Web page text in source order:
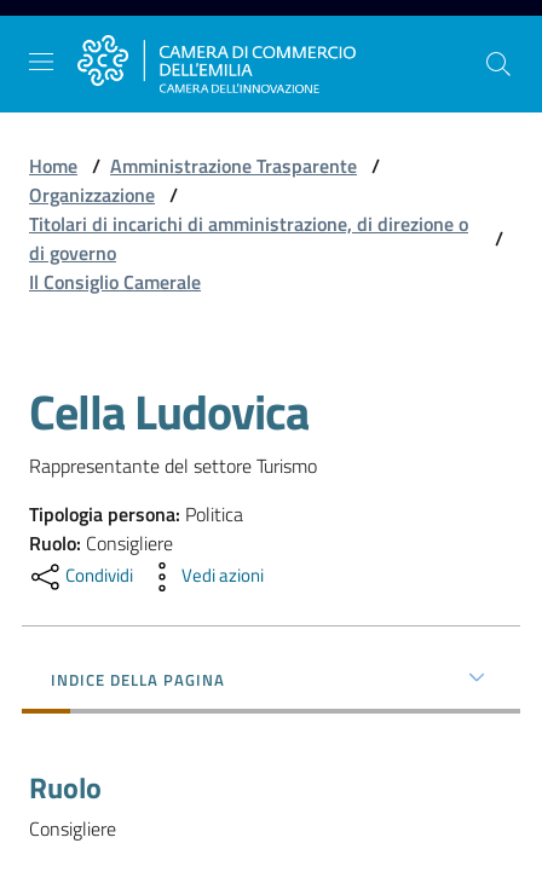
Vai al contenuto
Vai alla navigazione
Vai al footer
La
Camera
dell'Emilia
Gestire
l'impresa
Promuovere
l'impresa
e
e
il
Home / Amministrazione Trasparente /
Organizzazione /
Titolari di incarichi di amministrazione, di direzione o
di governo
/
Il Consiglio Camerale
Salta al contenuto
Cella Ludovica
Rappresentante del settore Turismo
Tipologia persona: Politica
Ruolo: Consigliere
Condividi Vedi azioni
INDICE DELLA PAGINA
Ruolo
Consigliere